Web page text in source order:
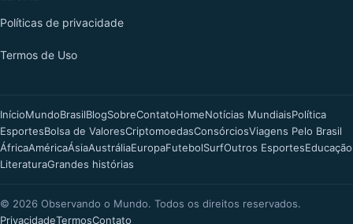
Políticas de privacidade
Termos de Uso
InícioMundoBrasilBlogSobreContatoHomeNotícias MundiaisPolítica
EsportesBolsa de ValoresCriptomoedasConsórciosViagens Pelo Brasil
ÁfricaAméricaÁsiaAustráliaEuropaFutebolSurfOutros EsportesEducação
LiteraturaGrandes histórias
© 2026 Observando o Mundo. Todos os direitos reservados.
PrivacidadeTermosContato